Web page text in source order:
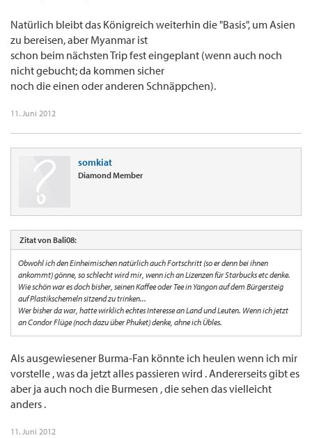
Natürlich bleibt das Königreich weiterhin die "Basis", um Asien
zu bereisen, aber Myanmar ist
schon beim nächsten Trip fest eingeplant (wenn auch noch
nicht gebucht; da kommen sicher
noch die einen oder anderen Schnäppchen).
11. Juni 2012
somkiat
Diamond Member
Zitat von Bali08:
Obwohl ich den Einheimischen natürlich auch Fortschritt (so er denn bei ihnen
ankommt) gönne, so schlecht wird mir, wenn ich an Lizenzen für Starbucks etc denke.
Wie schön war es doch bisher, seinen Kaffee oder Tee in Yangon auf dem Bürgersteig
auf Plastikschemeln sitzend zu trinken...
Wer bisher da war, hatte wirklich echtes Interesse an Land und Leuten. Wenn ich jetzt
an Condor Flüge (noch dazu über Phuket) denke, ahne ich Übles.
Als ausgewiesener Burma-Fan könnte ich heulen wenn ich mir
vorstelle , was da jetzt alles passieren wird . Andererseits gibt es
aber ja auch noch die Burmesen , die sehen das vielleicht
anders .
11. Juni 2012